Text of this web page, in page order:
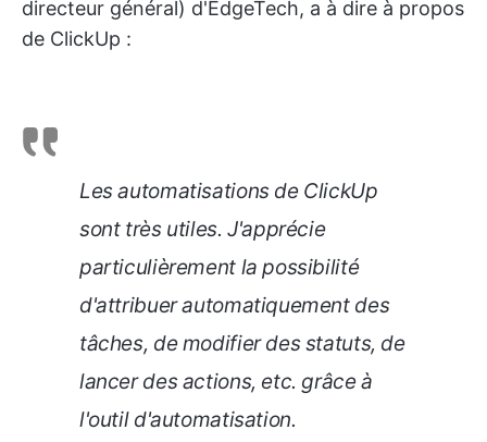
directeur général) d'EdgeTech, a à dire à propos
de ClickUp :
Les automatisations de ClickUp
sont très utiles. J'apprécie
particulièrement la possibilité
d'attribuer automatiquement des
tâches, de modifier des statuts, de
lancer des actions, etc. grâce à
l'outil d'automatisation.